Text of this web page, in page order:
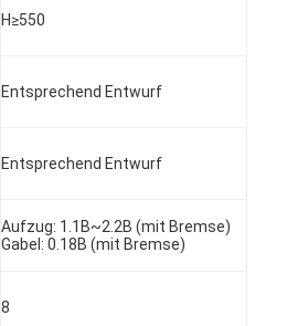
H≥550
Entsprechend Entwurf
Entsprechend Entwurf
Aufzug: 1.1B~2.2B (mit Bremse)
Gabel: 0.18B (mit Bremse)
8